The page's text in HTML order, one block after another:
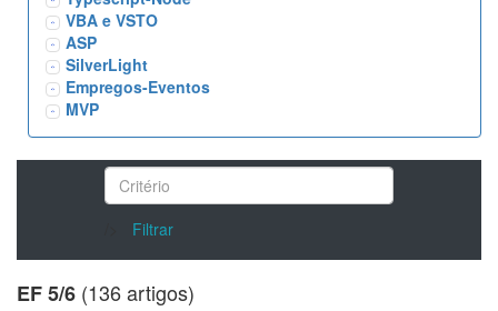
VBA e VSTO
ASP
SilverLight
Empregos-Eventos
MVP
Filtrar
EF 5/6 (136 artigos)